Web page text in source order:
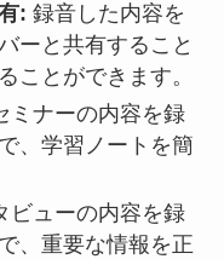
: 録音した内容を
ーと共有すること
ことができます。
ミナーの内容を録
、学習ノートを簡
ビューの内容を録
、重要な情報を正